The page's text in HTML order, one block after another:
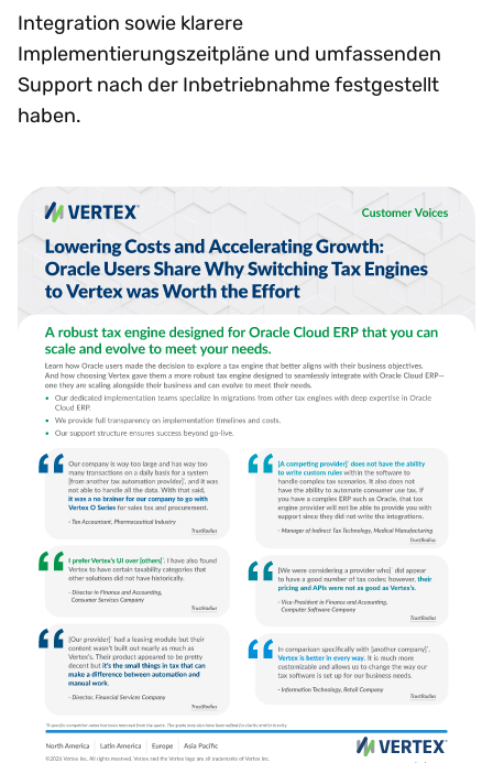
Integration sowie klarere
Implementierungszeitpläne und umfassenden
Support nach der Inbetriebnahme festgestellt
haben.